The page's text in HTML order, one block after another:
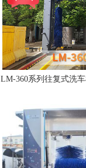
LM-360系列往复式洗